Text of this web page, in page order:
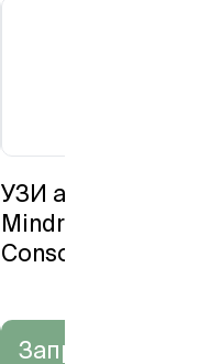
УЗИ аппарат
Mindray
Consona N7Q
Запросить